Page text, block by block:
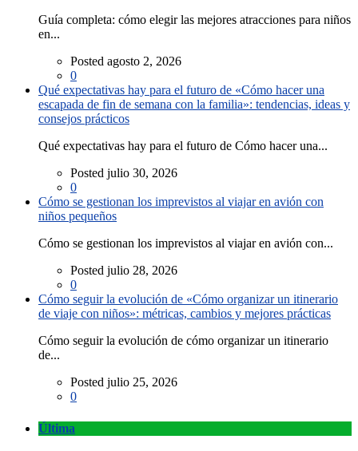
Guía completa: cómo elegir las mejores atracciones para niños
en...
Posted agosto 2, 2026
0
Qué expectativas hay para el futuro de «Cómo hacer una
escapada de fin de semana con la familia»: tendencias, ideas y
consejos prácticos
Qué expectativas hay para el futuro de Cómo hacer una...
Posted julio 30, 2026
0
Cómo se gestionan los imprevistos al viajar en avión con
niños pequeños
Cómo se gestionan los imprevistos al viajar en avión con...
Posted julio 28, 2026
0
Cómo seguir la evolución de «Cómo organizar un itinerario
de viaje con niños»: métricas, cambios y mejores prácticas
Cómo seguir la evolución de cómo organizar un itinerario
de...
Posted julio 25, 2026
0
Última